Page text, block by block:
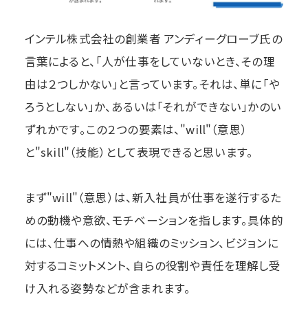
インテル株式会社の創業者 アンディーグローブ氏の
言葉によると、「人が仕事をしていないとき、その理
由は２つしかない」と言っています。それは、単に「や
ろうとしない」か、あるいは「それができない」かのい
ずれかです。この２つの要素は、"will"（意思）
と"skill"（技能）として表現できると思います。
まず"will"（意思）は、新入社員が仕事を遂行するた
めの動機や意欲、モチベーションを指します。具体的
には、仕事への情熱や組織のミッション、ビジョンに
対するコミットメント、自らの役割や責任を理解し受
け入れる姿勢などが含まれます。